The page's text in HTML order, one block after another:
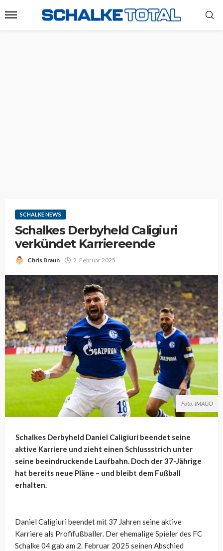
SCHALKE NEWS
Schalkes Derbyheld Caligiuri
verkündet Karriereende
Chris Braun 2. Februar 2025
Foto: IMAGO
Schalkes Derbyheld Daniel Caligiuri beendet seine
aktive Karriere und zieht einen Schlussstrich unter
seine beeindruckende Laufbahn. Doch der 37-Jährige
hat bereits neue Pläne – und bleibt dem Fußball
erhalten.
Daniel Caligiuri beendet mit 37 Jahren seine aktive
Karriere als Profifußballer. Der ehemalige Spieler des FC
Schalke 04 gab am 2. Februar 2025 seinen Abschied